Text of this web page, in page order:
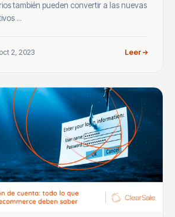
también pueden convertir a las nuevas
...
2, 2023 Leer